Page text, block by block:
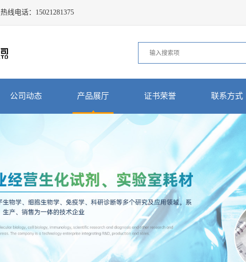
热线电话： 15021281375
公司动态 产品展厅 证书荣誉 联系方式